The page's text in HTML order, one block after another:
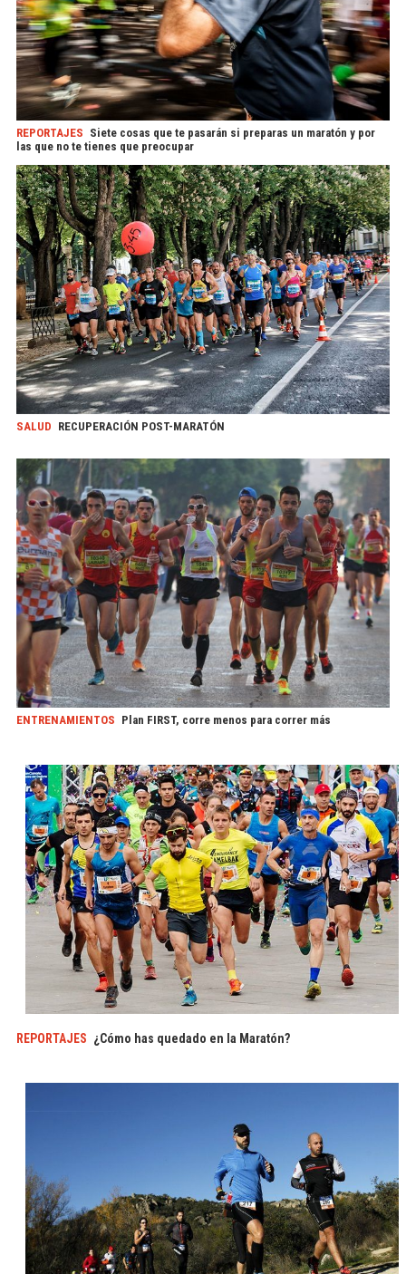
REPORTAJES Siete cosas que te pasarán si preparas un maratón y por
las que no te tienes que preocupar
SALUD RECUPERACIÓN POST-MARATÓN
ENTRENAMIENTOS Plan FIRST, corre menos para correr más
REPORTAJES ¿Cómo has quedado en la Maratón?